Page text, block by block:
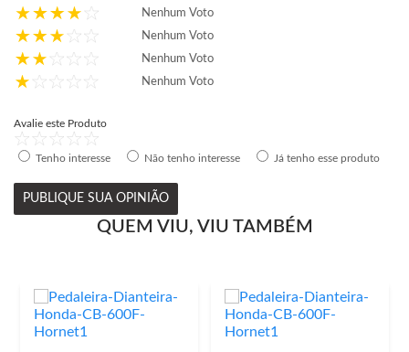
Nenhum Voto
Nenhum Voto
Nenhum Voto
Nenhum Voto
Avalie este Produto
Tenho interesse Não tenho interesse Já tenho esse produto
PUBLIQUE SUA OPINIÃO
QUEM VIU, VIU TAMBÉM